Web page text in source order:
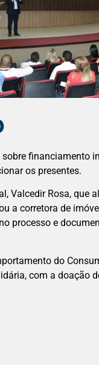
os presentes.
Valcedir Rosa,
a corretora de
processo e
do
com a doação